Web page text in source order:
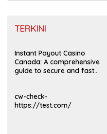
TERKINI
Instant Payout Casino
Canada: A comprehensive
guide to secure and fast
cw-check-
https://test.com/